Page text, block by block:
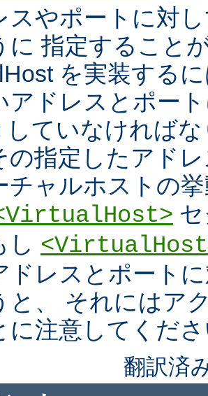
スやポートに対
に 指定すること
を実装する
アドレスとポー
していなければ
の指定したアド
チャルホストの
し
ドレスとポート
と、 それにはア
に注意してくだ
翻訳済